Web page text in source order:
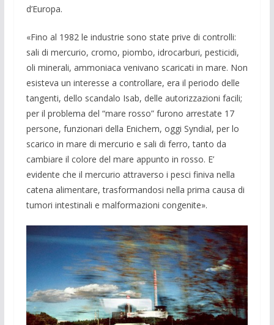
d’Europa.
«Fino al 1982 le industrie sono state prive di controlli:
sali di mercurio, cro­mo, piombo, idrocarburi, pesticidi,
oli minerali, ammoniaca venivano scaricati in mare. Non
esisteva un interesse a con­trollare, era il periodo delle
tangenti, del­lo scandalo Isab, delle autorizzazioni fa­cili;
per il problema del “mare rosso” fu­rono arrestate 17
persone, funzionari del­la Enichem, oggi Syndial, per lo
scarico in mare di mercurio e sali di ferro, tanto da
cambiare il colore del mare appunto in rosso. E’
evidente che il mercurio at­traverso i pesci finiva nella
catena ali­mentare, trasformandosi nella prima cau­sa di
tumori intestinali e malformazioni congenite».